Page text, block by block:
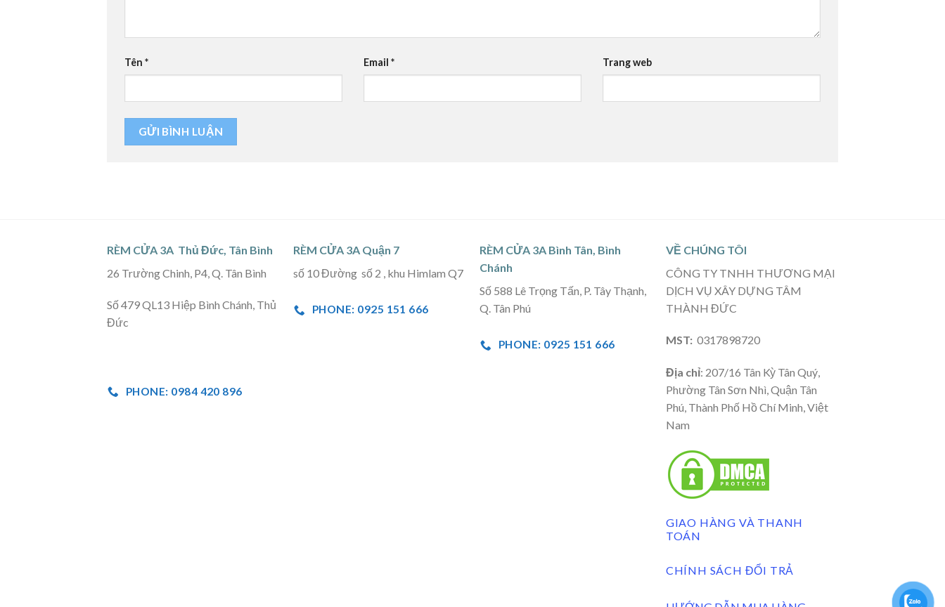
Tên * Email * Trang web
RÈM CỬA 3A Thủ Đức, Tân Bình
26 Trường Chinh, P4, Q. Tân Bình
Số 479 QL13 Hiệp Bình Chánh, Thủ
Đức
PHONE: 0984 420 896
RÈM CỬA 3A Quận 7
số 10 Đường số 2 , khu Himlam Q7
PHONE: 0925 151 666
RÈM CỬA 3A Bình Tân, Bình
Chánh
Số 588 Lê Trọng Tấn, P. Tây Thạnh,
Q. Tân Phú
PHONE: 0925 151 666
VỀ CHÚNG TÔI
CÔNG TY TNHH THƯƠNG MẠI
DỊCH VỤ XÂY DỰNG TÂM
THÀNH ĐỨC
MST: 0317898720
Địa chỉ: 207/16 Tân Kỳ Tân Quý,
Phường Tân Sơn Nhì, Quận Tân
Phú, Thành Phố Hồ Chí Minh, Việt
Nam
GIAO HÀNG VÀ THANH
TOÁN
CHÍNH SÁCH ĐỔI TRẢ